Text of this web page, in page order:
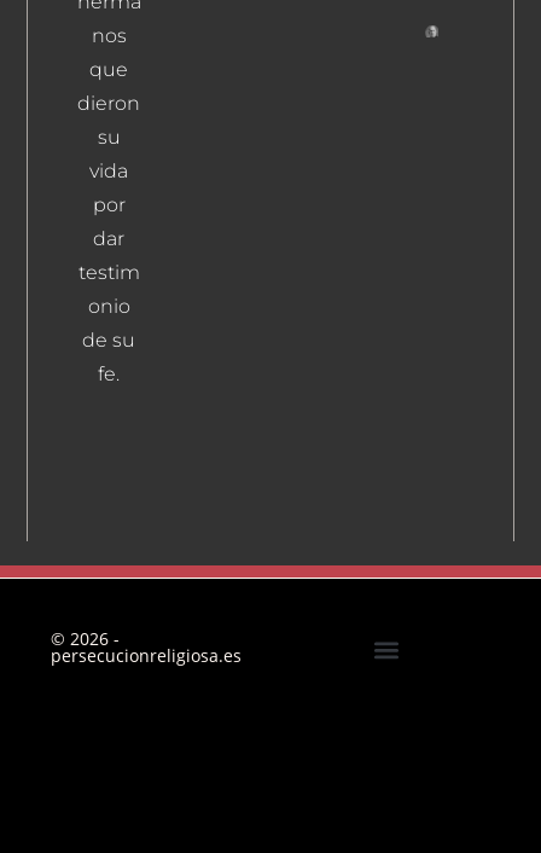
nos
que
dieron
su
vida
por
dar
testim
onio
de su
fe.
© 2026 -
persecucionreligiosa.es